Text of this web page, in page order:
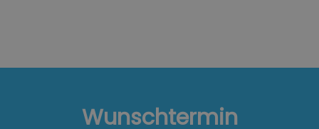
Wunschtermin